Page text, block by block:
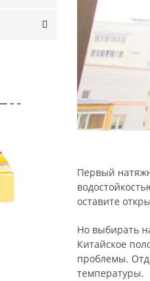
Первый
оставите
Но выбирать
Китайское
проблемы.
температуры.